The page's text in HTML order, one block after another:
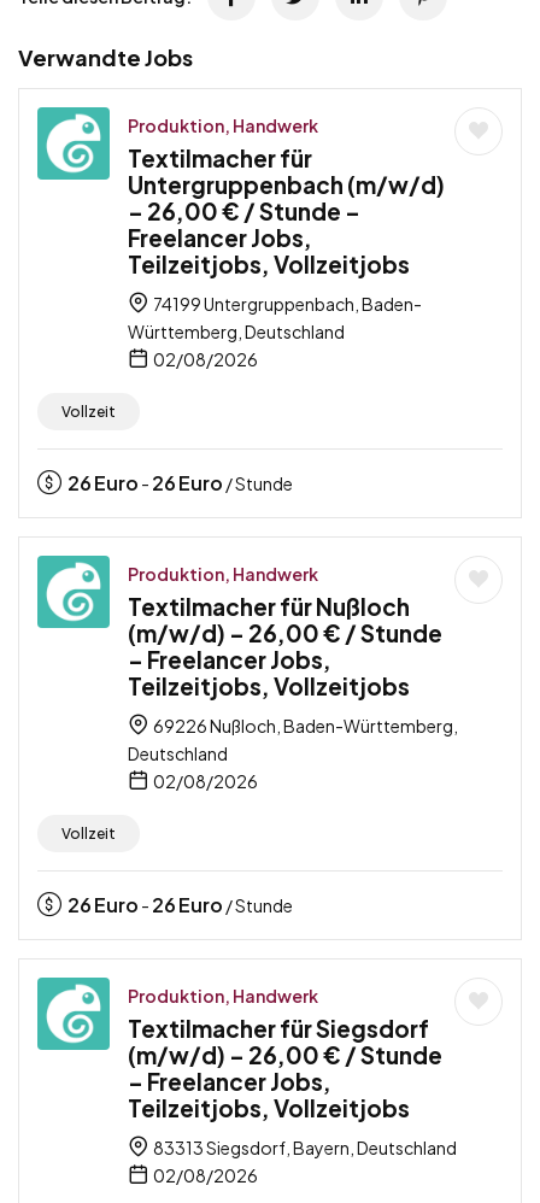
Verwandte Jobs
Produktion, Handwerk
Textilmacher für
Untergruppenbach (m/w/d)
– 26,00 € / Stunde –
Freelancer Jobs,
Teilzeitjobs, Vollzeitjobs
74199 Untergruppenbach, Baden-
Württemberg, Deutschland
02/08/2026
Vollzeit
26Euro - 26Euro / Stunde
Produktion, Handwerk
Textilmacher für Nußloch
(m/w/d) – 26,00 € / Stunde
– Freelancer Jobs,
Teilzeitjobs, Vollzeitjobs
69226 Nußloch, Baden-Württemberg,
Deutschland
02/08/2026
Vollzeit
26Euro - 26Euro / Stunde
Produktion, Handwerk
Textilmacher für Siegsdorf
(m/w/d) – 26,00 € / Stunde
– Freelancer Jobs,
Teilzeitjobs, Vollzeitjobs
83313 Siegsdorf, Bayern, Deutschland
02/08/2026